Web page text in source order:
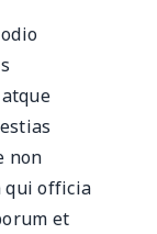
non
qui officia
et